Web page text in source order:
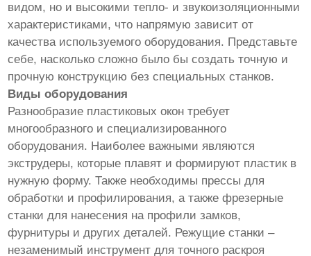
видом, но и высокими тепло- и звукоизоляционными
характеристиками, что напрямую зависит от
качества используемого оборудования. Представьте
себе, насколько сложно было бы создать точную и
прочную конструкцию без специальных станков.
Виды оборудования
Разнообразие пластиковых окон требует
многообразного и специализированного
оборудования. Наиболее важными являются
экструдеры, которые плавят и формируют пластик в
нужную форму. Также необходимы прессы для
обработки и профилирования, а также фрезерные
станки для нанесения на профили замков,
фурнитуры и других деталей. Режущие станки –
незаменимый инструмент для точного раскроя